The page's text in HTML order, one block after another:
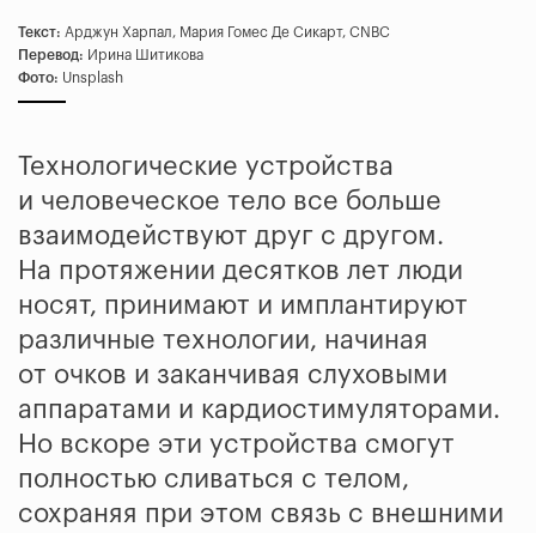
Текст: Арджун Харпал, Мария Гомес Де Сикарт, CNBC
Перевод: Ирина Шитикова
Фото: Unsplash
Технологические устройства
и человеческое тело все больше
взаимодействуют друг с другом.
На протяжении десятков лет люди
носят, принимают и имплантируют
различные технологии, начиная
от очков и заканчивая слуховыми
аппаратами и кардиостимуляторами.
Но вскоре эти устройства смогут
полностью сливаться с телом,
сохраняя при этом связь с внешними